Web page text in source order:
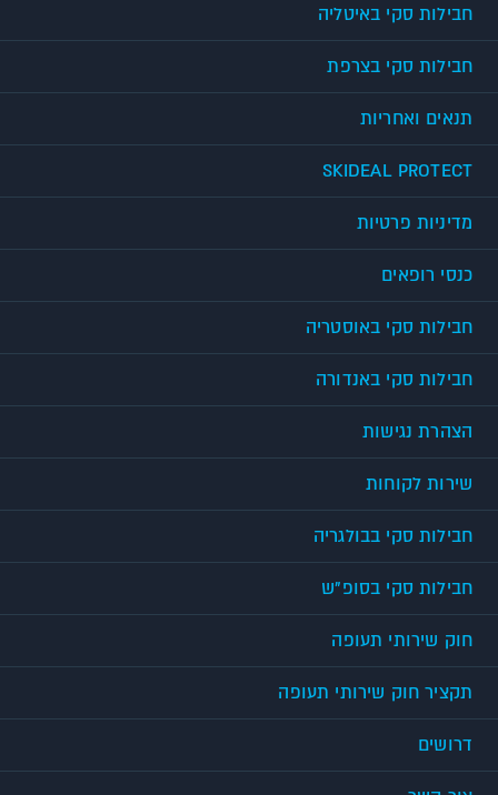
חבילות סקי באיטליה
חבילות סקי בצרפת
תנאים ואחריות
SKIDEAL PROTECT
מדיניות פרטיות
כנסי רופאים
חבילות סקי באוסטריה
חבילות סקי באנדורה
הצהרת נגישות
שירות לקוחות
חבילות סקי בבולגריה
חבילות סקי בסופ"ש
חוק שירותי תעופה
תקציר חוק שירותי תעופה
דרושים